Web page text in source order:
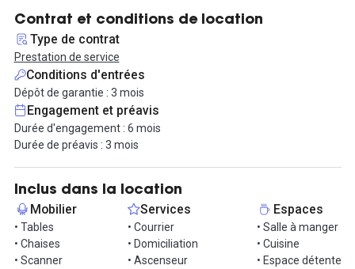
climatisation et chauffage, bulle téléphonique, Internet haut débit
et parking à vélo.
Les espaces communs incluent une salle à manger conviviale,
une cuisine équipée, un espace détente, une cafétéria, une salle
de sport et 6 salles de réunion pour organiser vos rendez-vous
professionnels et réunions d'équipe.
Le bureau bénéficie d'une excellente accessibilité grâce à
plusieurs stations de métro et de bus à proximité :
Métro : Bourse (ligne 3), Quatre-Septembre (ligne 3), et
Pyramides (lignes 7 et 14).
RER : Auber (RER A) accessible en environ 10 minutes à pied.
Bus : Lignes 20, 29, 39, 67, 74, 85.
Vélib' : Stations de vélos en libre-service à proximité.
Contrat et conditions de location
Type de contrat
Prestation de service
Conditions d'entrées
Dépôt de garantie : 3 mois
Engagement et préavis
Durée d'engagement : 6 mois
Durée de préavis : 3 mois
Inclus dans la location
Mobilier
• Tables
• Chaises
• Scanner
Services
• Courrier
• Domiciliation
• Ascenseur
Espaces
• Salle à manger
• Cuisine
• Espace détente